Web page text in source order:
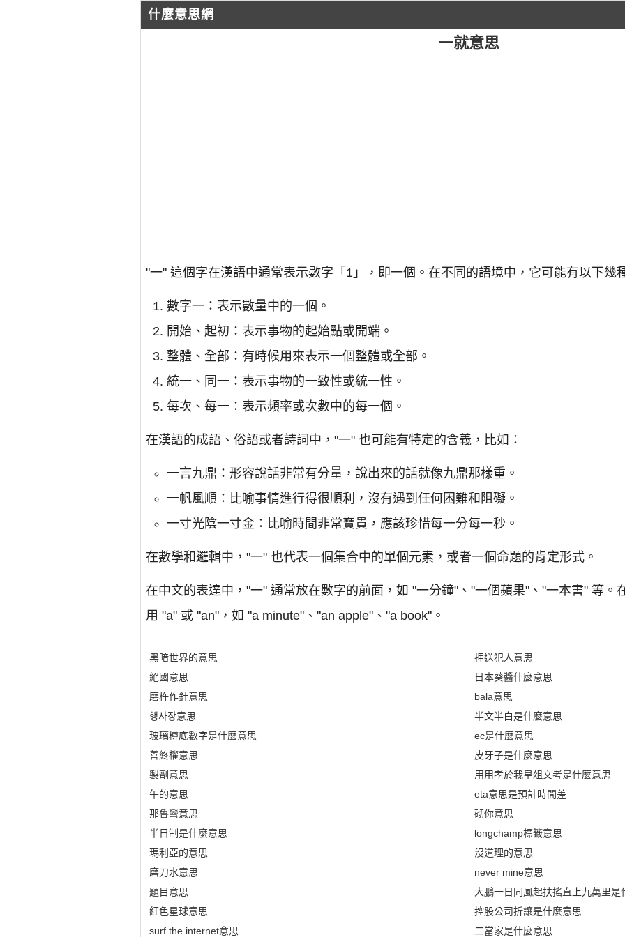
什麼意思網
一就意思
"一" 這個字在漢語中通常表示數字「1」，即一個。在不同的語境中，它可能有以下幾
數字一：表示數量中的一個。
開始、起初：表示事物的起始點或開端。
整體、全部：有時候用來表示一個整體或全部。
統一、同一：表示事物的一致性或統一性。
每次、每一：表示頻率或次數中的每一個。
在漢語的成語、俗語或者詩詞中，"一" 也可能有特定的含義，比如：
一言九鼎：形容說話非常有分量，說出來的話就像九鼎那樣重。
一帆風順：比喻事情進行得很順利，沒有遇到任何困難和阻礙。
一寸光陰一寸金：比喻時間非常寶貴，應該珍惜每一分每一秒。
在數學和邏輯中，"一" 也代表一個集合中的單個元素，或者一個命題的肯定形式。
在中文的表達中，"一" 通常放在數字的前面，如 "一分鐘"、"一個蘋果"、"一本書" 等。
用 "a" 或 "an"，如 "a minute"、"an apple"、"a book"。
黑暗世界的意思
絕國意思
磨杵作針意思
행사장意思
玻璃樽底數字是什麼意思
善終權意思
製劑意思
午的意思
那魯彎意思
半日制是什麼意思
瑪利亞的意思
磨刀水意思
題目意思
紅色星球意思
surf the internet意思
押送犯人意思
日本葵醬什麼意思
bala意思
半文半白是什麼意思
ec是什麼意思
皮牙子是什麼意思
用用孝於我皇俎文考是什麼意思
eta意思是預計時間差
砌你意思
longchamp標籤意思
沒道理的意思
never mine意思
大鵬一日同風起扶搖直上九萬里是
控股公司折讓是什麼意思
二當家是什麼意思